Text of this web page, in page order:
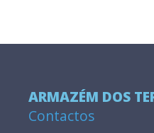
ARMAZÉM DOS
Contactos